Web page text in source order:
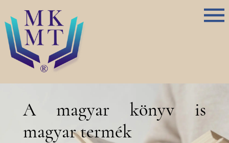
A magyar könyv is
magyar termék